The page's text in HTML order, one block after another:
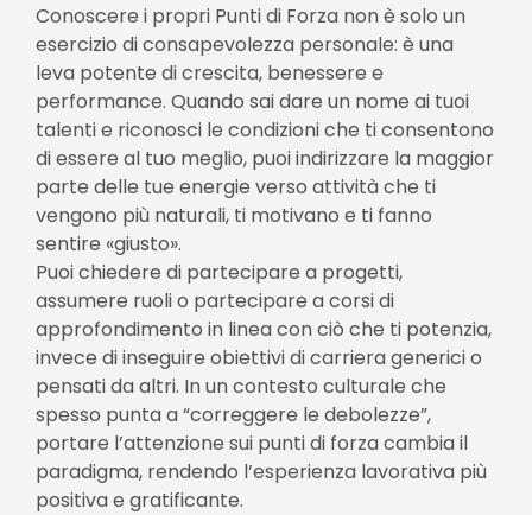
Conoscere i propri Punti di Forza non è solo un
esercizio di consapevolezza personale: è una
leva potente di crescita, benessere e
performance. Quando sai dare un nome ai tuoi
talenti e riconosci le condizioni che ti consentono
di essere al tuo meglio, puoi indirizzare la maggior
parte delle tue energie verso attività che ti
vengono più naturali, ti motivano e ti fanno
sentire «giusto».
Puoi chiedere di partecipare a progetti,
assumere ruoli o partecipare a corsi di
approfondimento in linea con ciò che ti potenzia,
invece di inseguire obiettivi di carriera generici o
pensati da altri. In un contesto culturale che
spesso punta a “correggere le debolezze”,
portare l’attenzione sui punti di forza cambia il
paradigma, rendendo l’esperienza lavorativa più
positiva e gratificante.